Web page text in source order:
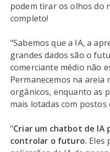
podem tirar os olhos do
completo!
"Sabemos que a IA, a
grandes dados são o
comerciante médio não
Permanecemos na areia
orgânicos, enquanto as
mais lotadas com postos
"Criar um chatbot de IA
controlar o futuro. Eles